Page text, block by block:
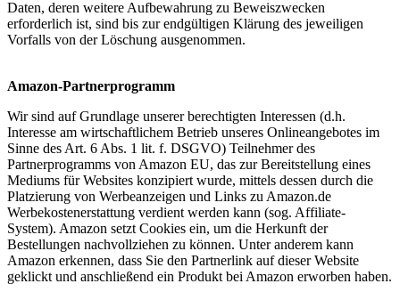
Daten, deren weitere Aufbewahrung zu Beweiszwecken
erforderlich ist, sind bis zur endgültigen Klärung des jeweiligen
Vorfalls von der Löschung ausgenommen.
Amazon-Partnerprogramm
Wir sind auf Grundlage unserer berechtigten Interessen (d.h.
Interesse am wirtschaftlichem Betrieb unseres Onlineangebotes im
Sinne des Art. 6 Abs. 1 lit. f. DSGVO) Teilnehmer des
Partnerprogramms von Amazon EU, das zur Bereitstellung eines
Mediums für Websites konzipiert wurde, mittels dessen durch die
Platzierung von Werbeanzeigen und Links zu Amazon.de
Werbekostenerstattung verdient werden kann (sog. Affiliate-
System). Amazon setzt Cookies ein, um die Herkunft der
Bestellungen nachvollziehen zu können. Unter anderem kann
Amazon erkennen, dass Sie den Partnerlink auf dieser Website
geklickt und anschließend ein Produkt bei Amazon erworben haben.